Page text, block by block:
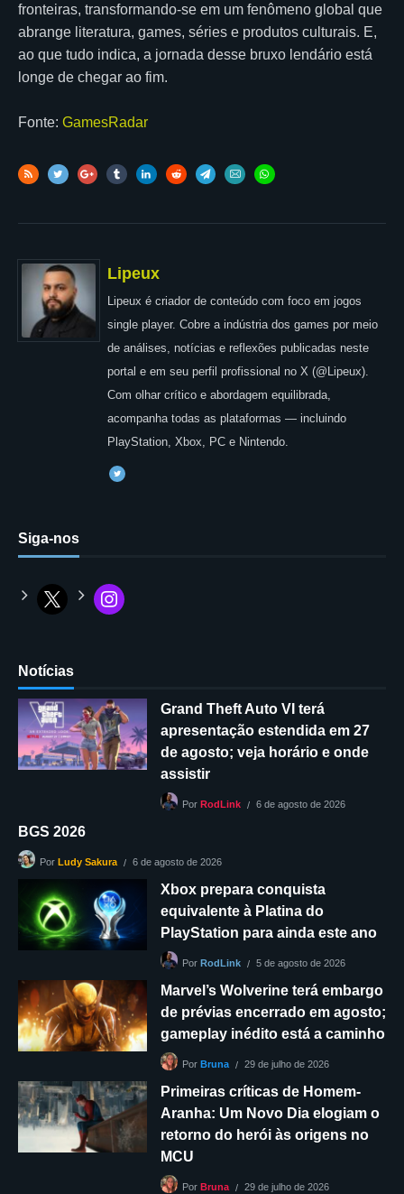
fronteiras, transformando-se em um fenômeno global que
abrange literatura, games, séries e produtos culturais. E,
ao que tudo indica, a jornada desse bruxo lendário está
longe de chegar ao fim.
Fonte: GamesRadar
Lipeux
Lipeux é criador de conteúdo com foco em jogos
single player. Cobre a indústria dos games por meio
de análises, notícias e reflexões publicadas neste
portal e em seu perfil profissional no X (@Lipeux).
Com olhar crítico e abordagem equilibrada,
acompanha todas as plataformas — incluindo
PlayStation, Xbox, PC e Nintendo.
Siga-nos
Notícias
Grand Theft Auto VI terá
apresentação estendida em 27
de agosto; veja horário e onde
assistir
Por RodLink 6 de agosto de 2026
BGS 2026
Por Ludy Sakura 6 de agosto de 2026
Xbox prepara conquista
equivalente à Platina do
PlayStation para ainda este ano
Por RodLink 5 de agosto de 2026
Marvel’s Wolverine terá embargo
de prévias encerrado em agosto;
gameplay inédito está a caminho
Por Bruna 29 de julho de 2026
Primeiras críticas de Homem-
Aranha: Um Novo Dia elogiam o
retorno do herói às origens no
MCU
Por Bruna 29 de julho de 2026